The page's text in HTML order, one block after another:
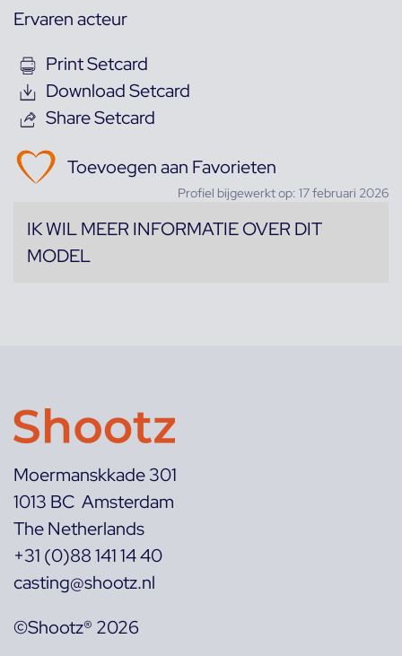
Ervaren acteur
Print Setcard
Download Setcard
Share Setcard
Toevoegen aan Favorieten
Profiel bijgewerkt op: 17 februari 2026
IK WIL MEER INFORMATIE OVER DIT
MODEL
Moermanskkade 301
1013 BC Amsterdam
The Netherlands
+31 (0)88 141 14 40
casting@shootz.nl
©Shootz® 2026